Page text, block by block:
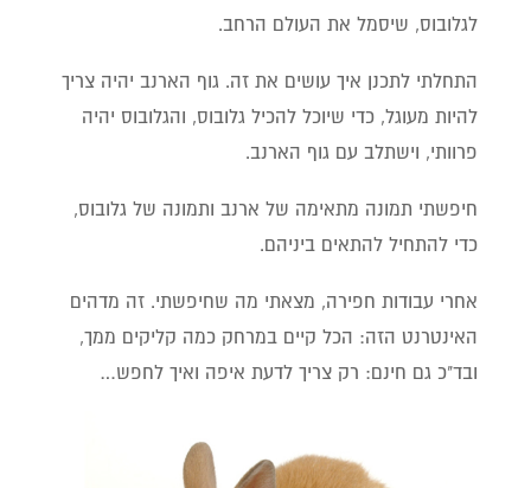
לגלובוס, שיסמל את העולם הרחב.
התחלתי לתכנן איך עושים את זה. גוף הארנב יהיה צריך
להיות מעוגל, כדי שיוכל להכיל גלובוס, והגלובוס יהיה
פרוותי, וישתלב עם גוף הארנב.
חיפשתי תמונה מתאימה של ארנב ותמונה של גלובוס,
כדי להתחיל להתאים ביניהם.
אחרי עבודות חפירה, מצאתי מה שחיפשתי. זה מדהים
האינטרנט הזה: הכל קיים במרחק כמה קליקים ממך,
ובד"כ גם חינם: רק צריך לדעת איפה ואיך לחפש…